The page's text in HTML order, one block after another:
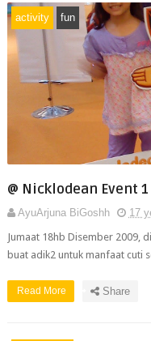
activity fun
@ Nicklodean Event
AyuArjuna BiGoshh
17
Jumaat 18hb Disember 2009,
buat adik2 untuk manfaat cuti
Read More Share